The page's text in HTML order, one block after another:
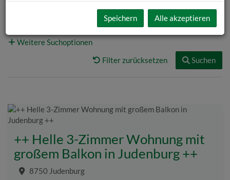
Weitere Suchoptionen
Filter zurücksetzen
Suchen
++ Helle 3-Zimmer Wohnung mit
großem Balkon in Judenburg ++
8750 Judenburg
Speichern Alle akzeptieren